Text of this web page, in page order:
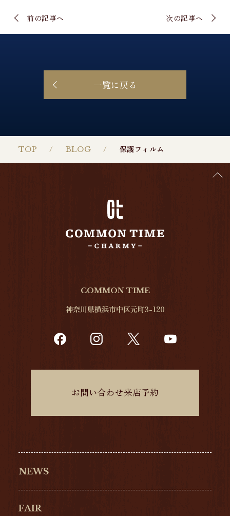
TOP BLOG 保護フィルム
前の記事へ 次の記事へ
一覧に戻る
NEWS
FAIR
COMMON TIME
神奈川県横浜市中区元町3-120
お問い合わせ来店予約